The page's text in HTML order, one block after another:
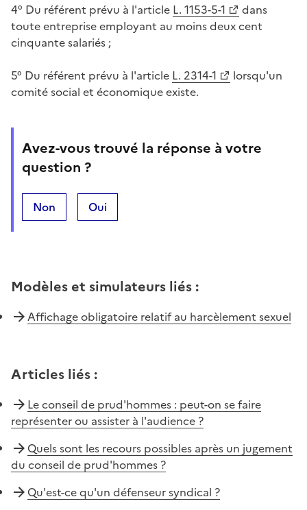
4° Du référent prévu à l'article L. 1153-5-1
dans
toute entreprise employant au moins deux cent
cinquante salariés ;
5° Du référent prévu à l'article L. 2314-1
lorsqu'un
comité social et économique existe.
Avez-vous trouvé la réponse à votre
question ?
Non Oui
Modèles et simulateurs liés :
Affichage obligatoire relatif au harcèlement sexuel
Articles liés :
Le conseil de prud'hommes : peut-on se faire
représenter ou assister à l'audience ?
Quels sont les recours possibles après un jugement
du conseil de prud'hommes ?
Qu'est-ce qu'un défenseur syndical ?